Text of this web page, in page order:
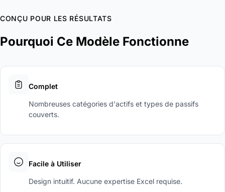
CONÇU POUR LES RÉSULTATS
Pourquoi Ce Modèle Fonctionne
Complet
Nombreuses catégories d'actifs et types de passifs
couverts.
Facile à Utiliser
Design intuitif. Aucune expertise Excel requise.